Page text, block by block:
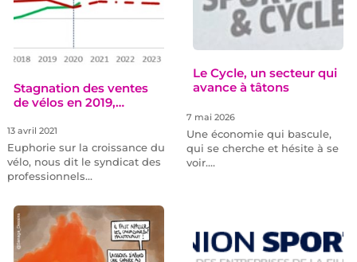
Stagnation des ventes
de vélos en 2019,…
13 avril 2021
Euphorie sur la croissance du
vélo, nous dit le syndicat des
professionnels…
Le Cycle, un secteur qui
avance à tâtons
7 mai 2026
Une économie qui bascule,
qui se cherche et hésite à se
voir.…